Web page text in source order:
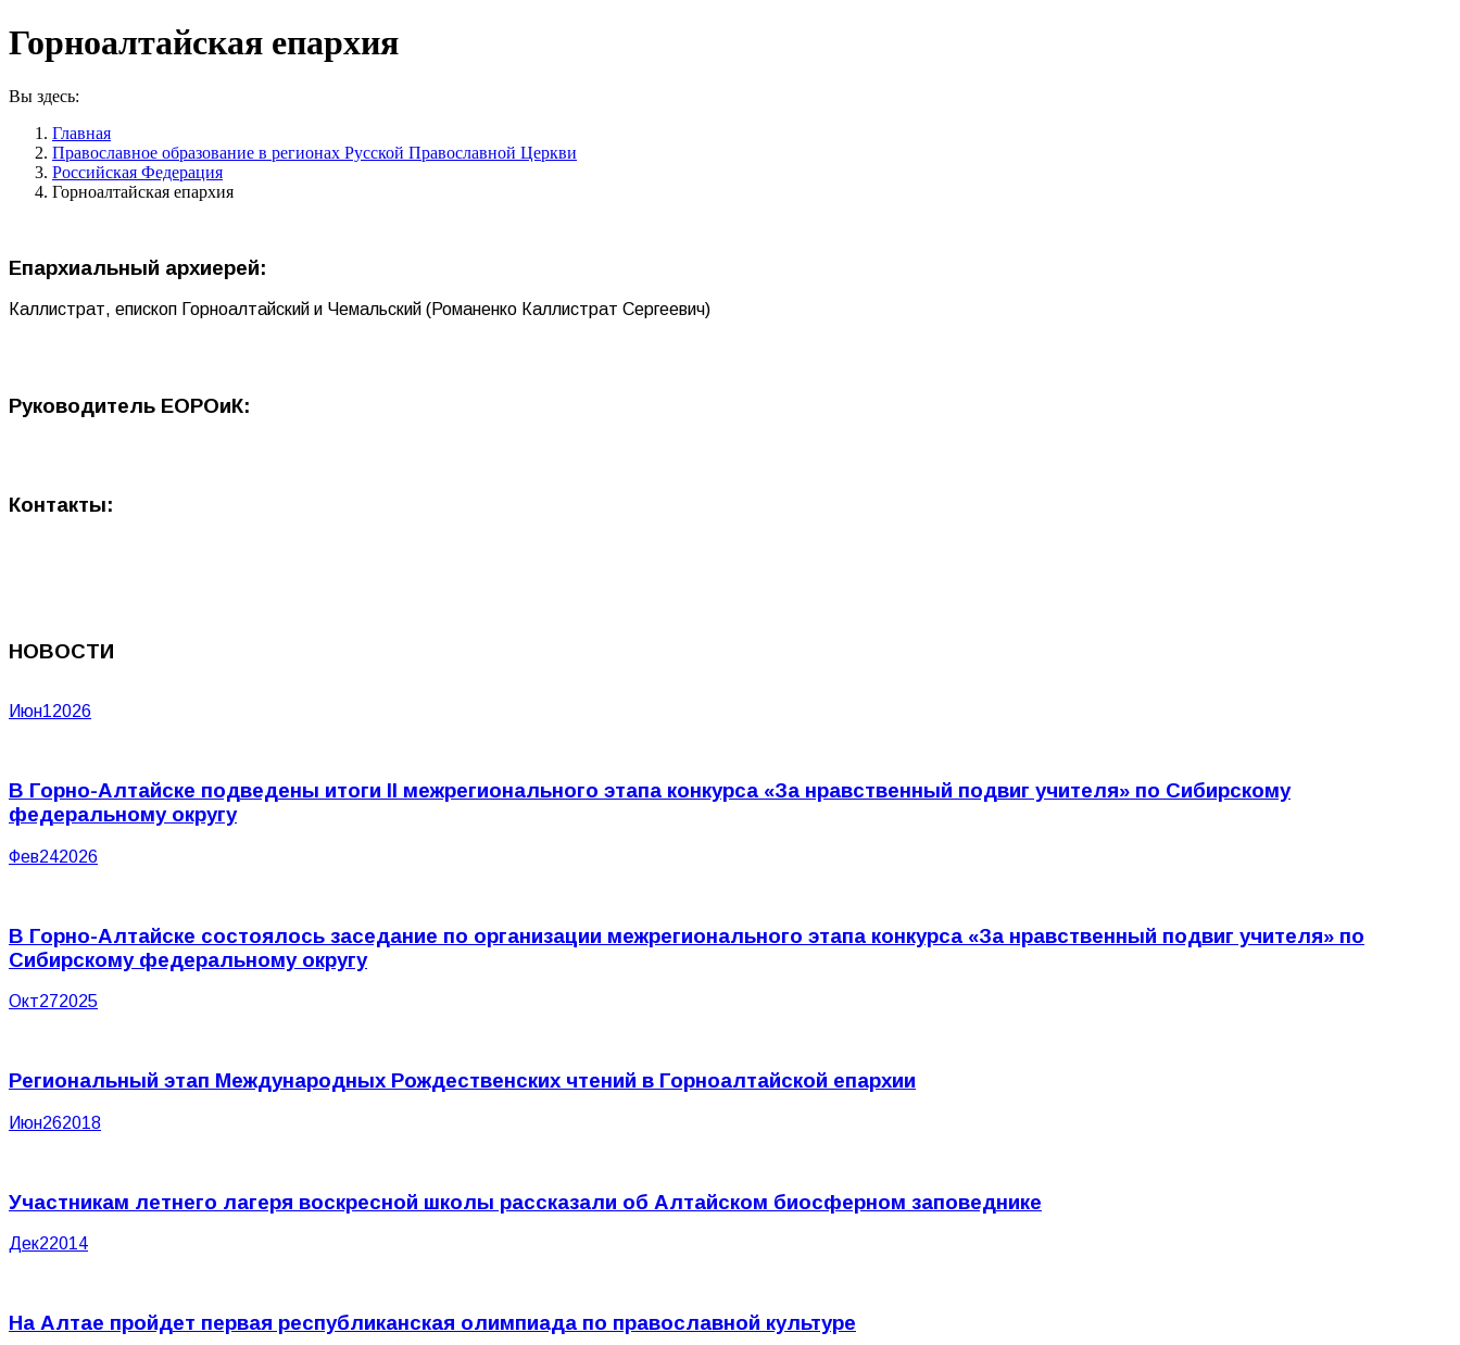
Горноалтайская епархия
Вы здесь:
Главная
Православное образование в регионах Русской Православной Церкви
Российская Федерация
Горноалтайская епархия
Епархиальный архиерей:
Каллистрат, епископ Горноалтайский и Чемальский (Романенко Каллистрат Сергеевич)
Руководитель ЕОРОиК:
Контакты:
НОВОСТИ
Июн12026
В Горно-Алтайске подведены итоги II межрегионального этапа конкурса «За нравственный подвиг учителя» по Сибирскому
федеральному округу
Фев242026
В Горно-Алтайске состоялось заседание по организации межрегионального этапа конкурса «За нравственный подвиг учителя» по
Сибирскому федеральному округу
Окт272025
Региональный этап Международных Рождественских чтений в Горноалтайской епархии
Июн262018
Учаcтникам летнего лагеря воскресной школы рассказали об Алтайском биосферном заповеднике
Дек22014
На Алтае пройдет первая республиканская олимпиада по православной культуре